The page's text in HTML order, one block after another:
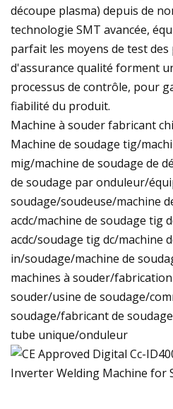
découpe plasma) depuis de
technologie SMT avancée,
parfait les moyens de test
d'assurance qualité forment
processus de contrôle, pour
fiabilité du produit.
Machine à souder fabricant
Machine de soudage tig/
mig/machine de soudage de
de soudage par onduleur/
soudage/soudeuse/machine
acdc/machine de soudage tig
acdc/soudage tig dc/machine
in/soudage/machine de
machines à souder/
souder/usine de soudage/
soudage/fabricant de
tube unique/onduleur